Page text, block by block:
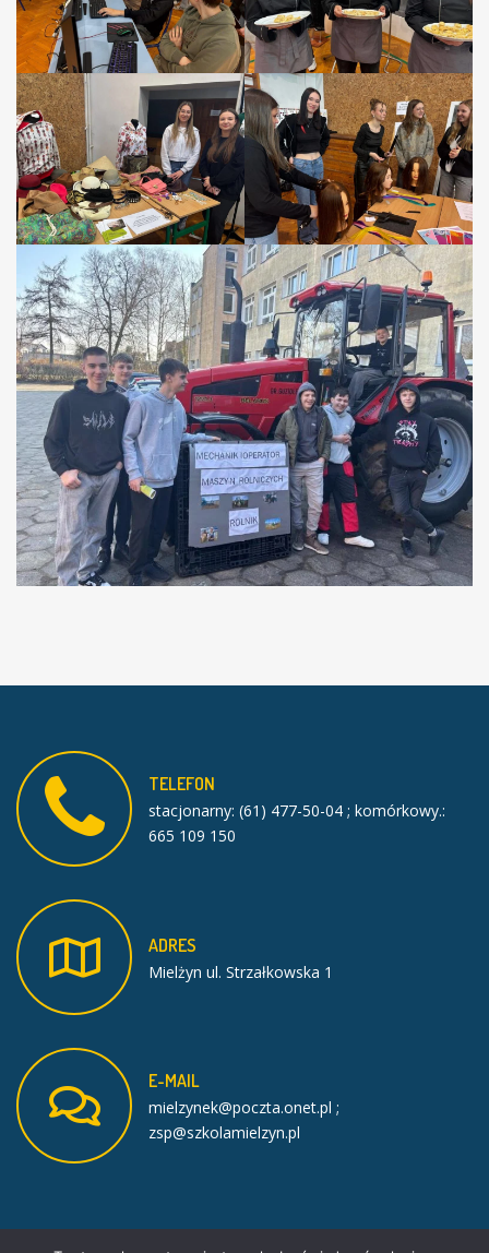
TELEFON
stacjonarny: (61) 477-50-04 ; komórkowy.:
665 109 150
ADRES
Mielżyn ul. Strzałkowska 1
E-MAIL
mielzynek@poczta.onet.pl ;
zsp@szkolamielzyn.pl